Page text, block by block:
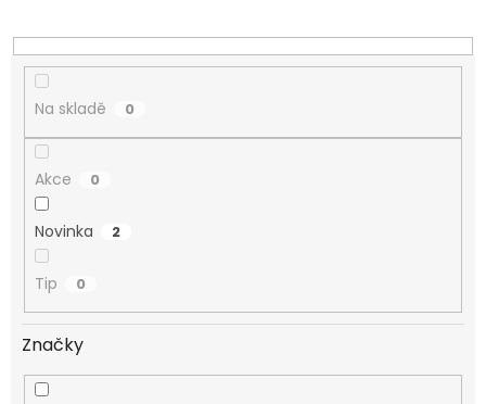
k
t
Na skladě 0
Akce 0
Novinka 2
Tip 0
Značky